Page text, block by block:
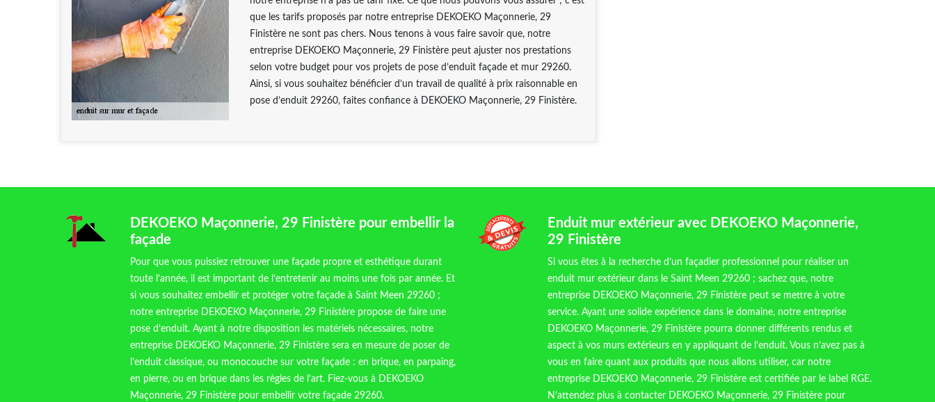
que les tarifs proposés par notre entreprise DEKOEKO Maçonnerie, 29
Finistère ne sont pas chers. Nous tenons à vous faire savoir que, notre
entreprise DEKOEKO Maçonnerie, 29 Finistère peut ajuster nos prestations
selon votre budget pour vos projets de pose d’enduit façade et mur 29260.
Ainsi, si vous souhaitez bénéficier d’un travail de qualité à prix raisonnable en
pose d’enduit 29260, faites confiance à DEKOEKO Maçonnerie, 29 Finistère.
DEKOEKO Maçonnerie, 29 Finistère pour embellir la
façade
Pour que vous puissiez retrouver une façade propre et esthétique durant
toute l’année, il est important de l’entretenir au moins une fois par année. Et
si vous souhaitez embellir et protéger votre façade à Saint Meen 29260 ;
notre entreprise DEKOEKO Maçonnerie, 29 Finistère propose de faire une
pose d’enduit. Ayant à notre disposition les matériels nécessaires, notre
entreprise DEKOEKO Maçonnerie, 29 Finistère sera en mesure de poser de
l’enduit classique, ou monocouche sur votre façade : en brique, en parpaing,
en pierre, ou en brique dans les règles de l’art. Fiez-vous à DEKOEKO
Maçonnerie, 29 Finistère pour embellir votre façade 29260.
Enduit mur extérieur avec DEKOEKO Maçonnerie,
29 Finistère
Si vous êtes à la recherche d’un façadier professionnel pour réaliser un
enduit mur extérieur dans le Saint Meen 29260 ; sachez que, notre
entreprise DEKOEKO Maçonnerie, 29 Finistère peut se mettre à votre
service. Ayant une solide expérience dans le domaine, notre entreprise
DEKOEKO Maçonnerie, 29 Finistère pourra donner différents rendus et
aspect à vos murs extérieurs en y appliquant de l’enduit. Vous n’avez pas à
vous en faire quant aux produits que nous allons utiliser, car notre
entreprise DEKOEKO Maçonnerie, 29 Finistère est certifiée par le label RGE.
N’attendez plus à contacter DEKOEKO Maçonnerie, 29 Finistère pour